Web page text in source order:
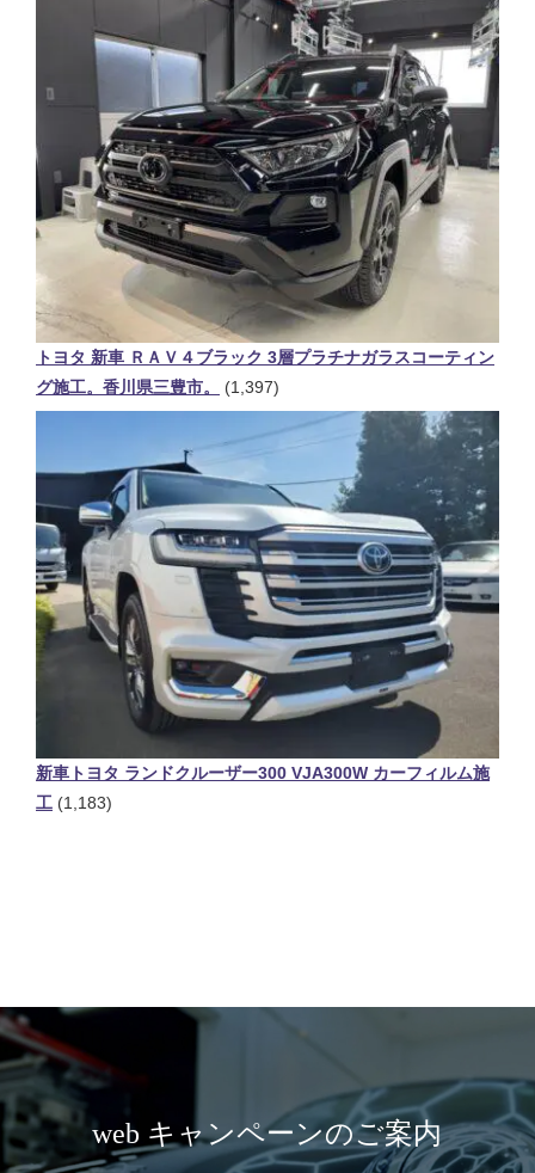
トヨタ 新車 ＲＡＶ４ブラック 3層プラチナガラスコーティン
グ施工。香川県三豊市。
(1,397)
新車トヨタ ランドクルーザー300 VJA300W カーフィルム施
工 (1,183)
web キャンペーンのご案内